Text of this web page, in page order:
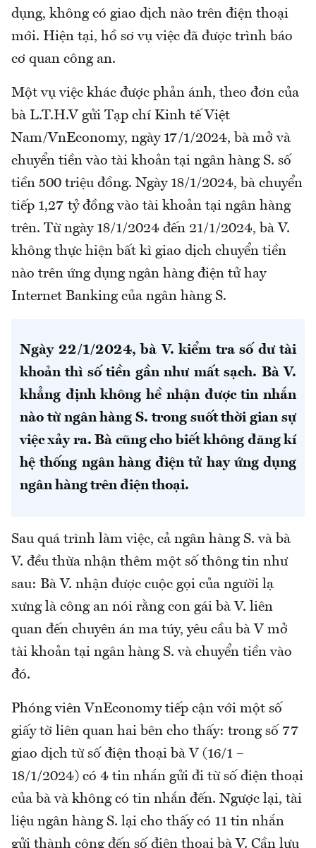
dụng, không có giao dịch nào trên điện thoại
mới. Hiện tại, hồ sơ vụ việc đã được trình báo
cơ quan công an.
Một vụ việc khác được phản ánh, theo đơn của
bà L.T.H.V gửi Tạp chí Kinh tế Việt
Nam/VnEconomy, ngày 17/1/2024, bà mở và
chuyển tiền vào tài khoản tại ngân hàng S. số
tiền 500 triệu đồng. Ngày 18/1/2024, bà chuyển
tiếp 1,27 tỷ đồng vào tài khoản tại ngân hàng
trên. Từ ngày 18/1/2024 đến 21/1/2024, bà V.
không thực hiện bất kì giao dịch chuyển tiền
nào trên ứng dụng ngân hàng điện tử hay
Internet Banking của ngân hàng S.
Ngày 22/1/2024, bà V. kiểm tra số dư tài
khoản thì số tiền gần như mất sạch. Bà V.
khẳng định không hề nhận được tin nhắn
nào từ ngân hàng S. trong suốt thời gian sự
việc xảy ra. Bà cũng cho biết không đăng kí
hệ thống ngân hàng điện tử hay ứng dụng
ngân hàng trên điện thoại.
Sau quá trình làm việc, cả ngân hàng S. và bà
V. đều thừa nhận thêm một số thông tin như
sau: Bà V. nhận được cuộc gọi của người lạ
xưng là công an nói rằng con gái bà V. liên
quan đến chuyên án ma túy, yêu cầu bà V mở
tài khoản tại ngân hàng S. và chuyển tiền vào
đó.
Phóng viên VnEconomy tiếp cận với một số
giấy tờ liên quan hai bên cho thấy: trong số 77
giao dịch từ số điện thoại bà V (16/1 –
18/1/2024) có 4 tin nhắn gửi đi từ số điện thoại
của bà và không có tin nhắn đến. Ngược lại, tài
liệu ngân hàng S. lại cho thấy có 11 tin nhắn
gửi thành công đến số điện thoại bà V. Cần lưu